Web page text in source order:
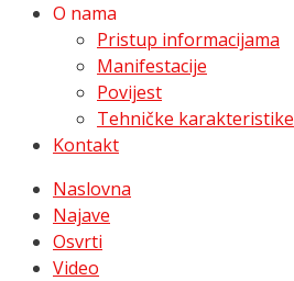
O nama
Pristup informacijama
Manifestacije
Povijest
Tehničke karakteristike
Kontakt
Naslovna
Najave
Osvrti
Video